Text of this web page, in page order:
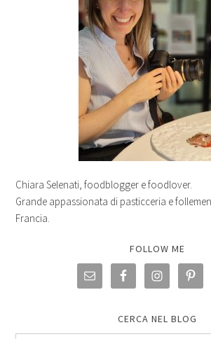
Chiara Selenati, foodblogger e foodlover.
Grande appassionata di pasticceria e
Francia.
FOLLOW ME
CERCA NEL BLOG